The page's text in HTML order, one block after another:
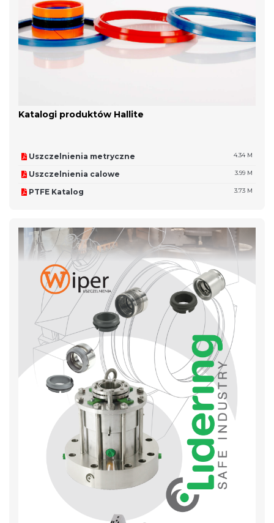
Katalogi produktów Hallite
Uszczelnienia metryczne 4.34 M
Uszczelnienia calowe 3.99 M
PTFE Katalog 3.73 M